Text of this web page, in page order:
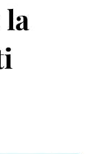
la